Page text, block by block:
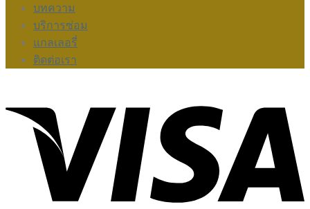
บทความ
บริการซ่อม
แกลเลอรี่
ติดต่อเรา